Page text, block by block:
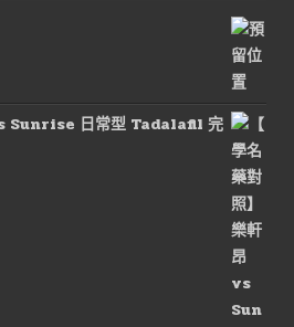
。
Sunrise 日常型 Tadalafil 完